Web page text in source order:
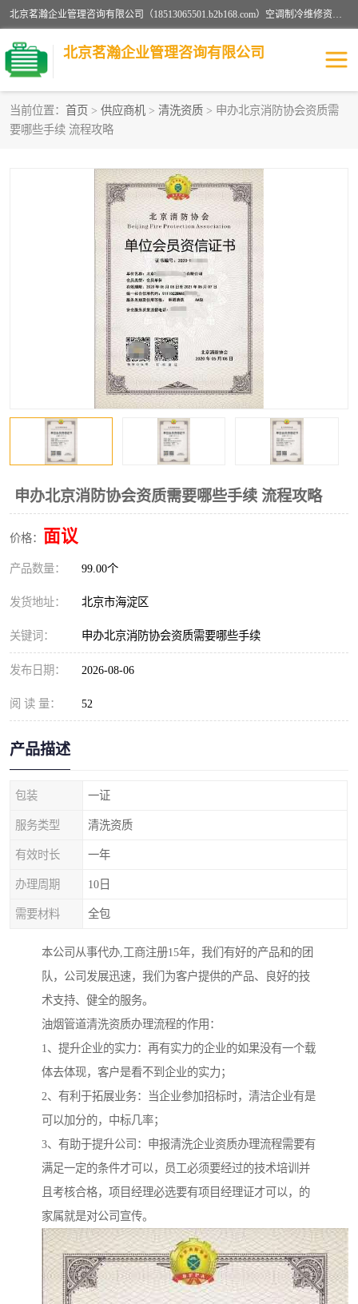
北京茗瀚企业管理咨询有限公司（18513065501.b2b168.com）空调制冷维修资质,油烟管道清洗资质,清洗行业资质公司秉承“顾客至上，锐意进缺的经营理念，我们提供高质量的产品，坚持“客户”的原则为广大客户提供贴心服务。如果你对公司的产品感兴趣，可以联系高经理，我们会用好的产品和服务让您满意。
北京茗瀚企业管理咨询有限公司
当前位置： 首页 > 供应商机 > 清洗资质 > 申办北京消防协会资质需
要哪些手续 流程攻略
申办北京消防协会资质需要哪些手续 流程攻略
价格： 面议
产品数量： 99.00个
发货地址： 北京市海淀区
关键词： 申办北京消防协会资质需要哪些手续
发布日期： 2026-08-06
阅 读 量： 52
产品描述
包装 一证
服务类型 清洗资质
有效时长 一年
办理周期 10日
需要材料 全包
本公司从事代办,工商注册15年，我们有好的产品和的团
队，公司发展迅速，我们为客户提供的产品、良好的技
术支持、健全的服务。
油烟管道清洗资质办理流程的作用：
1、提升企业的实力：再有实力的企业的如果没有一个载
体去体现，客户是看不到企业的实力；
2、有利于拓展业务：当企业参加招标时，清洁企业有是
可以加分的，中标几率；
3、有助于提升公司：申报清洗企业资质办理流程需要有
满足一定的条件才可以，员工必须要经过的技术培训并
且考核合格，项目经理必选要有项目经理证才可以，的
家属就是对公司宣传。
烟道清洗资质
认证服务
防爆电气维修安装资质 空调制冷维修安装资质
矿用设备检修资质